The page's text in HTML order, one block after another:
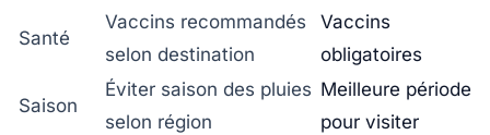
Santé
Vaccins recommandés
selon destination
Vaccins
obligatoires
Saison
Éviter saison des pluies
selon région
Meilleure période
pour visiter